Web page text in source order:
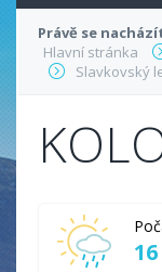
Právě se
Hlavní stránka
Slavkovský
16